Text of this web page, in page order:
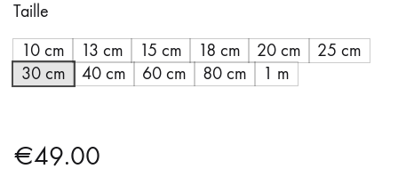
Taille
10 cm
13 cm 15 cm 18 cm 20 cm
25 cm
30 cm
40 cm 60 cm 80 cm 1 m
€49.00